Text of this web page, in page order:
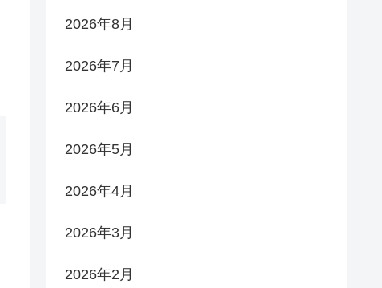
2026年8月
2026年7月
2026年6月
2026年5月
2026年4月
2026年3月
2026年2月